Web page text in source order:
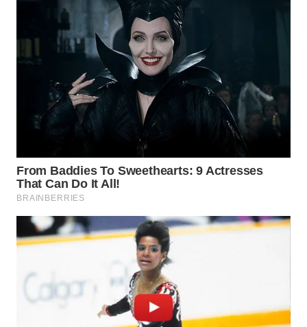
TAPANULI
UTARA
WN
WN
PADANG
WN
SUMEDANG
WN
CIANJUR